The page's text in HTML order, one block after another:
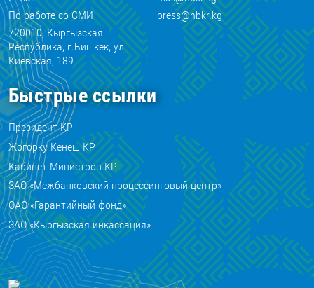
По работе со СМИ
press@nbkr.kg
720010, Кыргызская
Республика, г.Бишкек, ул.
Киевская, 189
Быстрые ссылки
Президент КР
Жогорку Кенеш КР
Кабинет Министров КР
ЗАО «Межбанковский процессинговый центр»
ОАО «Гарантийный фонд»
ЗАО «Кыргызская инкассация»